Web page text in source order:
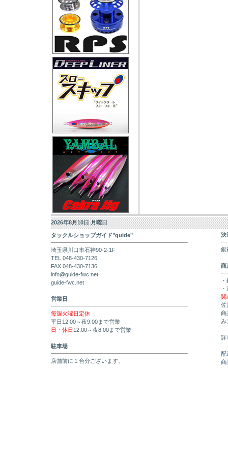
2026年8月10日 月曜日
タックルショップガイド"guide"
埼玉県川口市石神90-2-1F
TEL 048-430-7126
FAX 048-430-7136
info@guide-fwc.net
guide-fwc.net
営業日
毎週火曜日定休
平日12:00～夜9:00まで営業
日・休日 12:00～夜8:00まで営業
駐車場
店舗前に１台分ございます。
決
銀
商
関
佐
商
み
詳
配
商